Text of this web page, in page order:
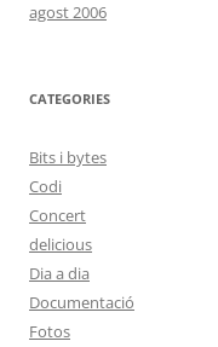
agost 2006
CATEGORIES
Bits i bytes
Codi
Concert
delicious
Dia a dia
Documentació
Fotos